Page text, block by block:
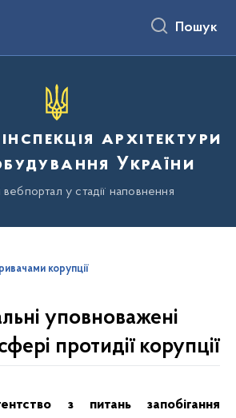
Пошук
архітектури
України
у стадії наповнення
корупції
уповноважені
протидії корупції
з питань запобігання